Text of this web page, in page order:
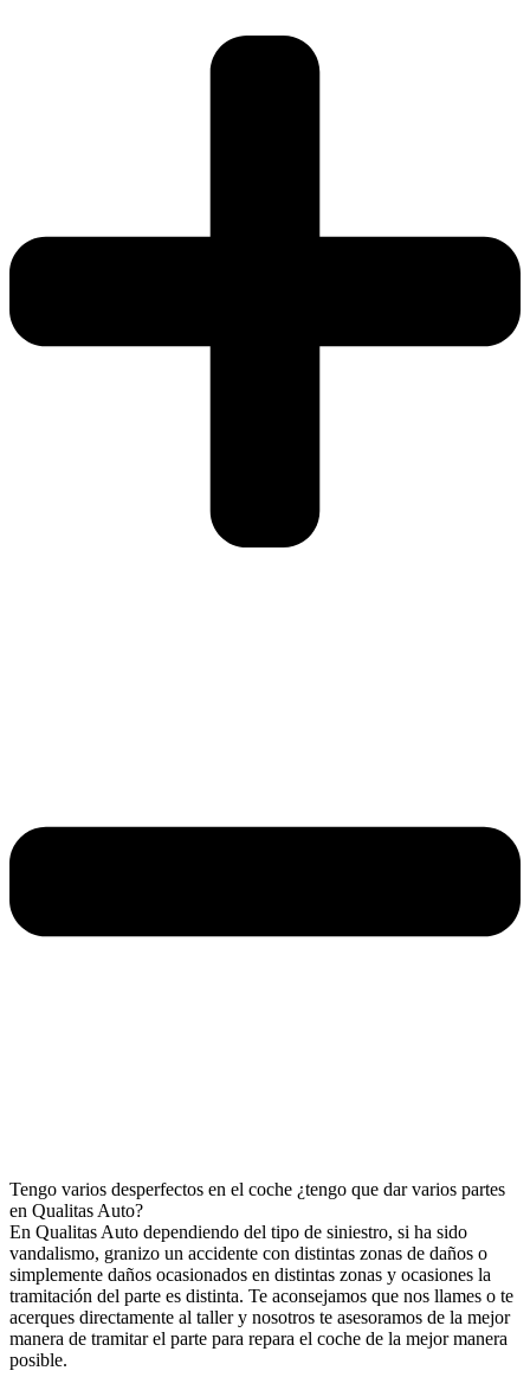
Tengo varios desperfectos en el coche ¿tengo que dar varios partes
en Qualitas Auto?
En Qualitas Auto dependiendo del tipo de siniestro, si ha sido
vandalismo, granizo un accidente con distintas zonas de daños o
simplemente daños ocasionados en distintas zonas y ocasiones la
tramitación del parte es distinta. Te aconsejamos que nos llames o te
acerques directamente al taller y nosotros te asesoramos de la mejor
manera de tramitar el parte para repara el coche de la mejor manera
posible.